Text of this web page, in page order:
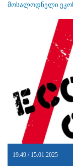
მოსალოდნელი
19:49 / 15.01.2025